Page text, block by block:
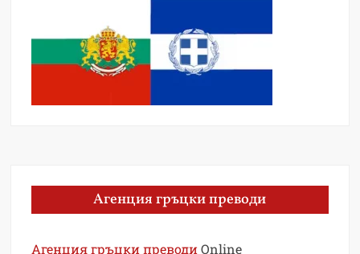
Агенция гръцки преводи
Агенция гръцки преводи Online